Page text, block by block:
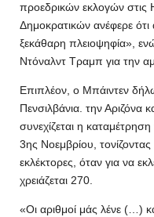
προεδρικών εκλογών
Δημοκρατικών ανέφερε ότι
ξεκάθαρη πλειοψηφία»,
Ντόναλντ Τραμπ για την
Επιπλέον, ο Μπάιντεν
Πενσιλβάνια. την Αριζόνα
συνεχίζεται η
3ης Νοεμβρίου,
εκλέκτορες, όταν για να
χρειάζεται 270.
«Οι αριθμοί μάς λένε (…)